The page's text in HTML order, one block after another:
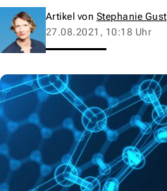
Artikel von Stephanie Gust
27.08.2021, 10:18 Uhr